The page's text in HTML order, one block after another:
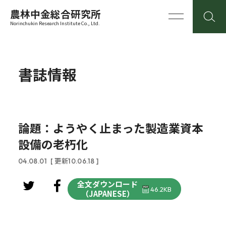
農林中金総合研究所
Norinchukin Research Institute Co., Ltd.
書誌情報
論題：ようやく止まった製造業資本
設備の老朽化
04.08.01 [ 更新10.06.18 ]
全文ダウンロード
（JAPANESE）
46.2KB